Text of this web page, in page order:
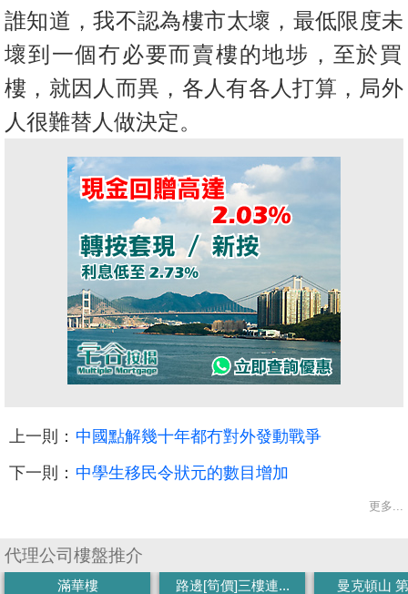
誰知道，我不認為樓市太壞，最低限度未
壞到一個冇必要而賣樓的地埗，至於買
樓，就因人而異，各人有各人打算， 局外
人很難替人做決定。
上一則： 中國點解幾十年都冇對外發動戰爭
下一則： 中學生移民令狀元的數目增加
更多...
代理公司樓盤推介
滿華樓 路邊[筍價]三樓連... 曼克頓山